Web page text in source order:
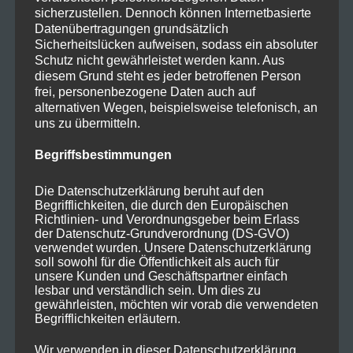
Spermastudio
Datum: 29.10.2022SAMSTAG
Termindetails:
Standort: Düren
Zeit: Nachmittags Termin
Dieser Inhalt ist Mitgliedern vorbehalten.
Es entstehen keine weiteren Kosten.
sicherzustellen. Dennoch können Internetbasierte
Datenübertragungen grundsätzlich
Sicherheitslücken aufweisen, sodass ein absoluter
Schutz nicht gewährleistet werden kann. Aus
diesem Grund steht es jeder betroffenen Person
frei, personenbezogene Daten auch auf
alternativen Wegen, beispielsweise telefonisch, an
uns zu übermitteln.
Begriffsbestimmungen
Die Datenschutzerklärung beruht auf den
Begrifflichkeiten, die durch den Europäischen
Richtlinien- und Verordnungsgeber beim Erlass
der Datenschutz-Grundverordnung (DS-GVO)
verwendet wurden. Unsere Datenschutzerklärung
soll sowohl für die Öffentlichkeit als auch für
unsere Kunden und Geschäftspartner einfach
lesbar und verständlich sein. Um dies zu
gewährleisten, möchten wir vorab die verwendeten
Begrifflichkeiten erläutern.
Wir verwenden in dieser Datenschutzerklärung